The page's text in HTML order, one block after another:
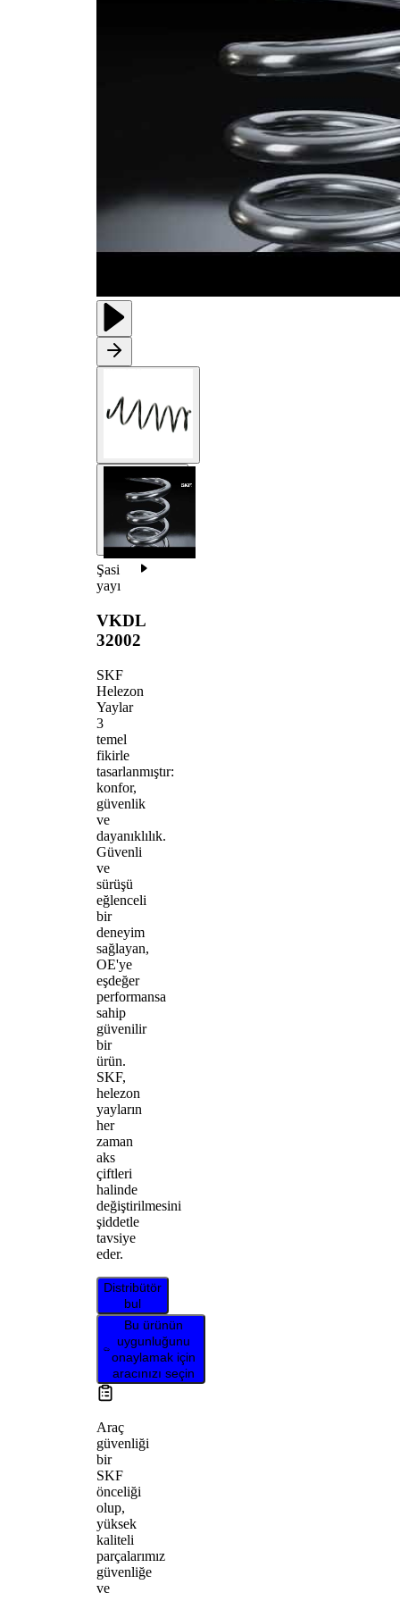
Şasi
yayı
VKDL
32002
SKF
Helezon
Yaylar
3
temel
fikirle
tasarlanmıştır:
konfor,
güvenlik
ve
dayanıklılık.
Güvenli
ve
sürüşü
eğlenceli
bir
deneyim
sağlayan,
OE'ye
eşdeğer
performansa
sahip
güvenilir
bir
ürün.
SKF,
helezon
yayların
her
zaman
aks
çiftleri
halinde
değiştirilmesini
şiddetle
tavsiye
eder.
Distribütör
bul
Bu ürünün
uygunluğunu
onaylamak için
aracınızı seçin
Araç
güvenliği
bir
SKF
önceliği
olup,
yüksek
kaliteli
parçalarımız
güvenliğe
ve